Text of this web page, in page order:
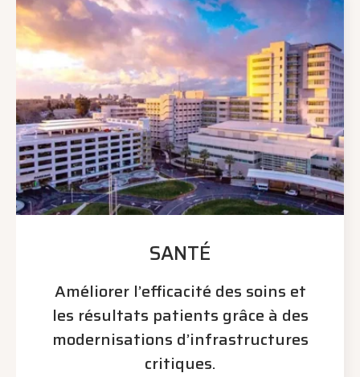
SANTÉ
Améliorer l’efficacité des soins et
les résultats patients grâce à des
modernisations d’infrastructures
critiques.